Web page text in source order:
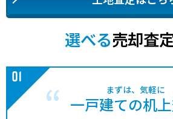
向島 15分 5 年
小倉(京都) 23分 32 年
1,700万円 向島 4分 45 年
2,900 万円 小倉(京都) 20分 6 年
選べる売却査
まずは、気軽に
一戸建ての机